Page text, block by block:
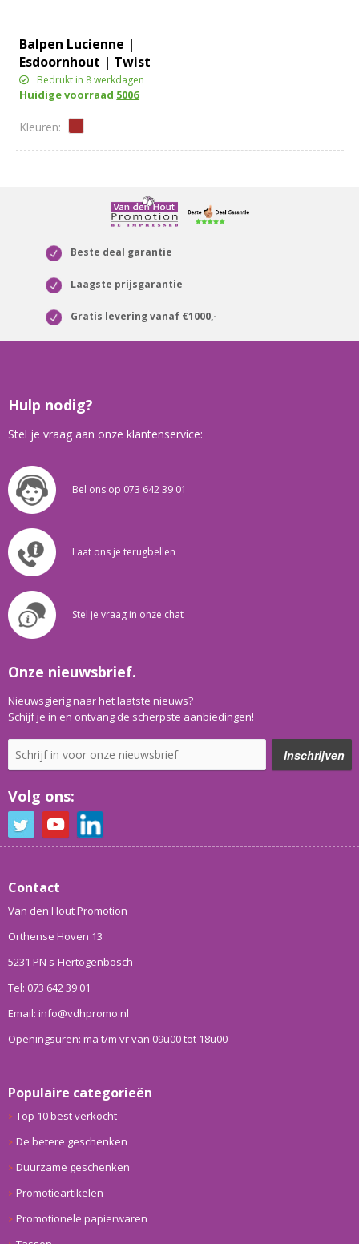
Balpen Lucienne |
Esdoornhout | Twist
Bedrukt in 8 werkdagen
Huidige voorraad 5006
Beste deal garantie
Laagste prijsgarantie
Gratis levering vanaf €1000,-
Hulp nodig?
Stel je vraag aan onze klantenservice:
Bel ons op 073 642 39 01
Laat ons je terugbellen
Stel je vraag in onze chat
Onze nieuwsbrief.
Nieuwsgierig naar het laatste nieuws?
Schijf je in en ontvang de scherpste aanbiedingen!
Volg ons:
Contact
Van den Hout Promotion
Orthense Hoven 13
5231 PN s-Hertogenbosch
Tel: 073 642 39 01
Email: info@vdhpromo.nl
Openingsuren: ma t/m vr van 09u00 tot 18u00
Populaire categorieën
Top 10 best verkocht
De betere geschenken
Duurzame geschenken
Promotieartikelen
Promotionele papierwaren